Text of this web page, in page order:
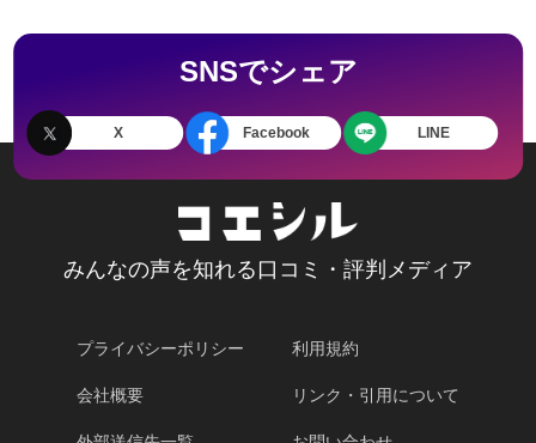
SNSでシェア
X Facebook LINE
みんなの声を知れる口コミ・評判メディア
プライバシーポリシー 利用規約
会社概要 リンク・引用について